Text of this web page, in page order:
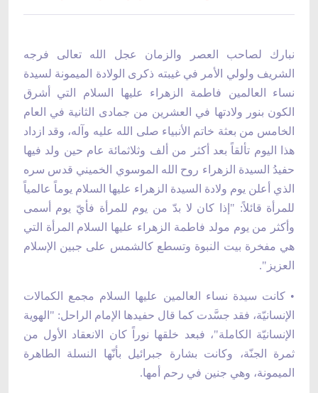
نبارك لصاحب العصر والزمان عجل الله تعالى فرجه
الشريف ولولي الأمر في غيبته ذكرى الولادة الميمونة لسيدة
نساء العالمين فاطمة الزهراء عليها السلام التي أشرق
الكون بنور ولادتها في العشرين من جمادى الثانية في العام
الخامس من بعثة خاتم الأنبياء صلى الله عليه وآله، وقد ازداد
هذا اليوم تألقاً بعد أكثر من ألف وثلاثمائة عام حين ولد فيها
حفيدُ السيدة الزهراء روح الله الموسوي الخميني قدس سره
الذي أعلن يوم ولادة السيدة الزهراء عليها السلام يوماً عالمياً
للمرأة قائلاً: "إذا كان لا بدّ من يوم للمرأة فأيّ يوم أسمى
وأكثر من يوم مولد فاطمة الزهراء عليها السلام المرأة التي
هي مفخرة بيت النبوة وتسطع كالشمس على جبين الإسلام
العزيز".
• كانت سيدة نساء العالمين عليها السلام مجمع الكمالات
الإنسانيّة، فقد جسَّدت كما قال حفيدها الإمام الراحل: "الهوية
الإنسانيّة الكاملة"، فبعد خلقها نوراً كان الانعقاد الأول من
ثمرة الجنّة، وكانت بشارة جبرائيل بأنّها النسلة الطاهرة
الميمونة، وهي جنين في رحم أمها.